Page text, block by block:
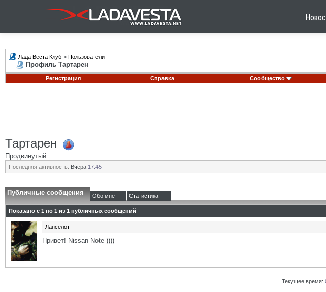
Лада Веста Клуб > Пользователи
Профиль Тартарен
Регистрация
Справка Сообщество
Тартарен
Продвинутый
Последняя активность: Вчера 17:45
Публичные сообщения Обо мне Статистика
Показано с 1 по 1 из 1 публичных сообщений
Ланселот
Привет! Nissan Note ))))
Текущее время: